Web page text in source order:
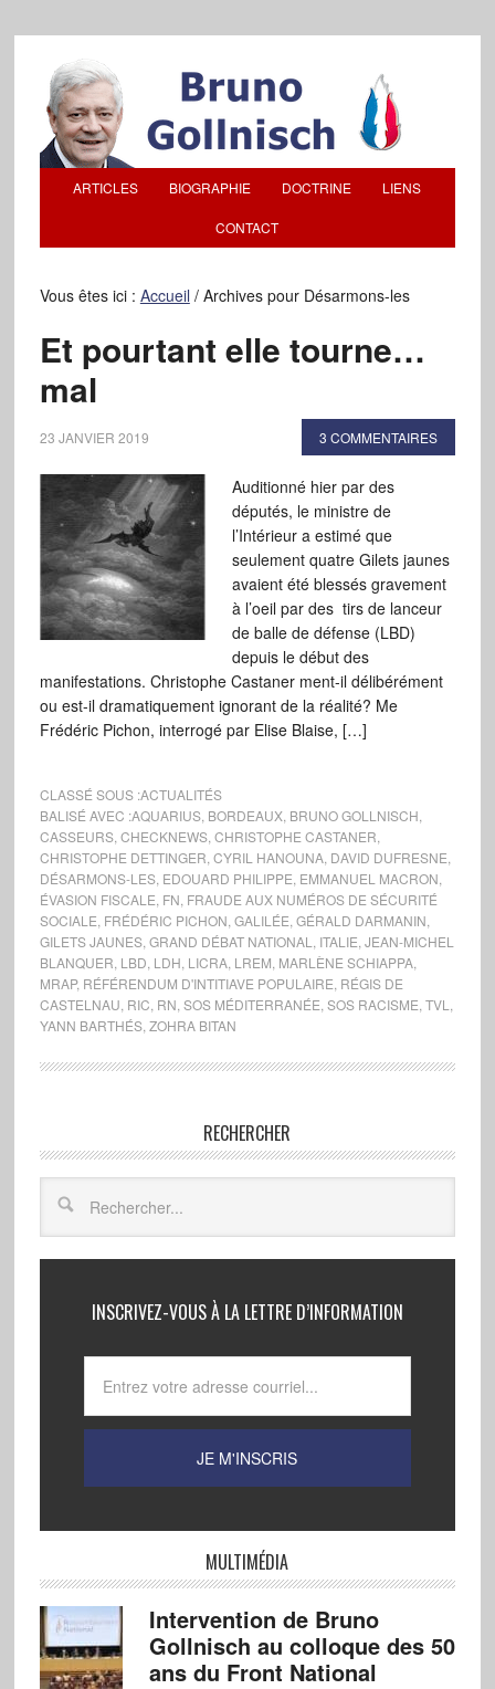
ARTICLES BIOGRAPHIE DOCTRINE LIENS
CONTACT
Vous êtes ici : Accueil /Archives pour Désarmons-les
Et pourtant elle tourne…
mal
23 JANVIER 2019 3 COMMENTAIRES
Auditionné hier par des
députés, le ministre de
l’Intérieur a estimé que
seulement quatre Gilets jaunes
avaient été blessés gravement
à l’oeil par des tirs de lanceur
de balle de défense (LBD)
depuis le début des
manifestations. Christophe Castaner ment-il délibérément
ou est-il dramatiquement ignorant de la réalité? Me
Frédéric Pichon, interrogé par Elise Blaise, […]
CLASSÉ SOUS :ACTUALITÉS
BALISÉ AVEC :AQUARIUS, BORDEAUX, BRUNO GOLLNISCH
CASSEURS, CHECKNEWS, CHRISTOPHE CASTANER
CHRISTOPHE DETTINGER CYRIL HANOUNA, DAVID DUFRESNE
DÉSARMONS-LES, EDOUARD PHILIPPE EMMANUEL MACRON
ÉVASION FISCALE FN FRAUDE AUX NUMÉROS DE SÉCURITÉ
SOCIALE FRÉDÉRIC PICHON GALILÉE GÉRALD DARMANIN
GILETS JAUNES, GRAND DÉBAT NATIONAL ITALIE JEAN-MICHEL
BLANQUER LBD LDH LICRA, LREM MARLÈNE SCHIAPPA,
MRAP, RÉFÉRENDUM D'INTITIAVE POPULAIRE RÉGIS DE
CASTELNAU RIC RN SOS MÉDITERRANÉE SOS RACISME TVL
YANN BARTHÉS, ZOHRA BITAN
RECHERCHER
INSCRIVEZ-VOUS À LA LETTRE D’INFORMATION
MULTIMÉDIA
Intervention de Bruno
Gollnisch au colloque des 50
ans du Front National